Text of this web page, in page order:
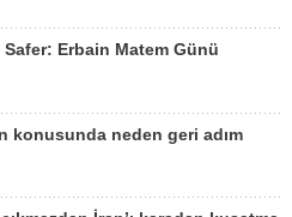
Safer: Erbain Matem Günü
konusunda neden geri adım